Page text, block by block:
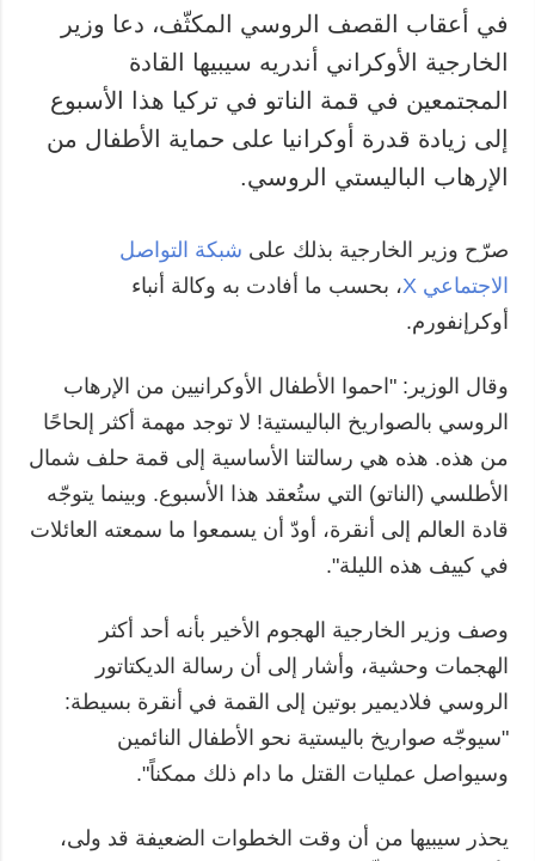
في أعقاب القصف الروسي المكثّف، دعا وزير
الخارجية الأوكراني أندريه سيبيها القادة
المجتمعين في قمة الناتو في تركيا هذا الأسبوع
إلى زيادة قدرة أوكرانيا على حماية الأطفال من
الإرهاب الباليستي الروسي.
صرّح وزير الخارجية بذلك على شبكة التواصل
الاجتماعي X
، بحسب ما أفادت به وكالة أنباء
أوكرإنفورم.
وقال الوزير: "احموا الأطفال الأوكرانيين من الإرهاب
الروسي بالصواريخ الباليستية! لا توجد مهمة أكثر إلحاحًا
من هذه. هذه هي رسالتنا الأساسية إلى قمة حلف شمال
الأطلسي (الناتو) التي ستُعقد هذا الأسبوع. وبينما يتوجّه
قادة العالم إلى أنقرة، أودّ أن يسمعوا ما سمعته العائلات
في كييف هذه الليلة".
وصف وزير الخارجية الهجوم الأخير بأنه أحد أكثر
الهجمات وحشية، وأشار إلى أن رسالة الديكتاتور
الروسي فلاديمير بوتين إلى القمة في أنقرة بسيطة:
"سيوجّه صواريخ باليستية نحو الأطفال النائمين
وسيواصل عمليات القتل ما دام ذلك ممكناً".
يحذر سيبيها من أن وقت الخطوات الضعيفة قد ولى،